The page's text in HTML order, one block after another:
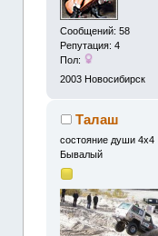
Сообщений: 58
Репутация: 4
Пол:
2003 Новосибирск
Талаш
состояние души 4x4
Бывалый